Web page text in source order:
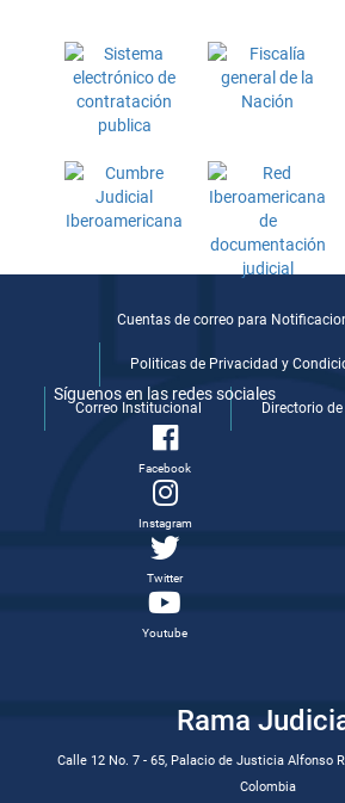
Cuentas de correo para
Politicas de Privacidad y
Correo Institucional Directorio
Síguenos en las redes sociales
Facebook
Instagram
Twitter
Youtube
Rama
Calle 12 No. 7 - 65, Palacio de Justicia Alfonso
Colombia